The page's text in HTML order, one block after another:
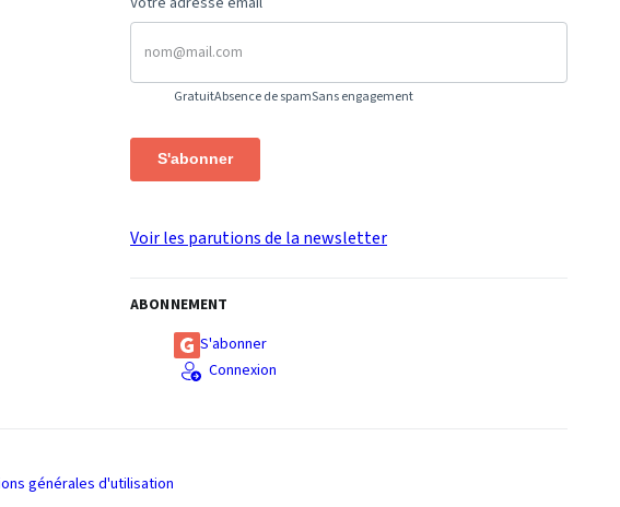
GratuitAbsence de spamSans engagement
S'abonner
Voir les parutions de la newsletter
ABONNEMENT
S'abonner
Connexion
générales d'utilisation